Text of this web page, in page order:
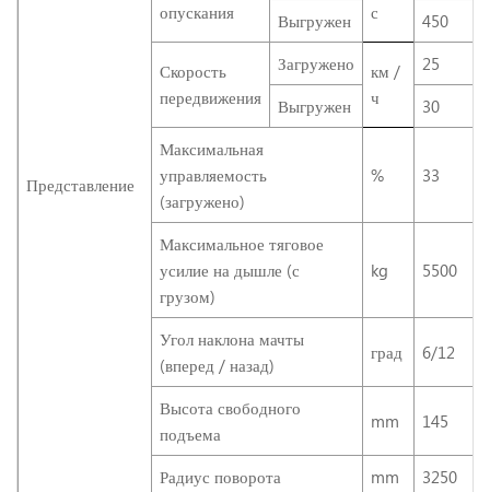
Представление
опускания
с
Выгружен
450
Скорость
передвижения
Загружено
км /
ч
25
Выгружен
30
Максимальная
управляемость
(загружено)
% 33
Максимальное тяговое
усилие на дышле (с
грузом)
kg 5500
Угол наклона мачты
(вперед / назад)
град 6/12
Высота свободного
подъема
mm 145
Радиус поворота mm 3250